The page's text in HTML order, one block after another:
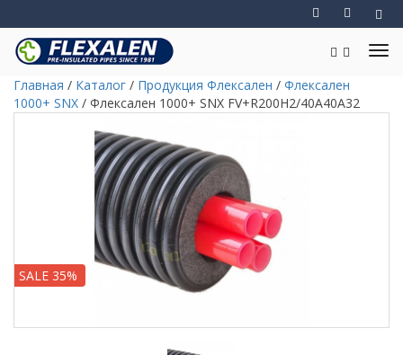
Главная / Каталог / Продукция Флексален / Флексален
1000+ SNX / Флексален 1000+ SNX FV+R200H2/40A40A32
SALE 35%